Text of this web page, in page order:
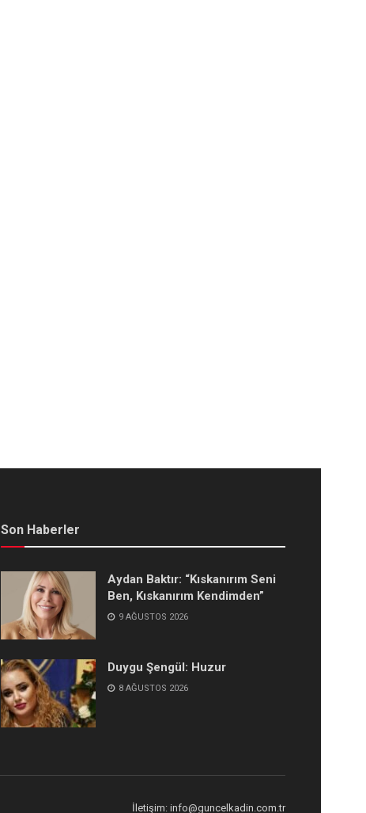
Son Haberler
Aydan Baktır: “Kıskanırım Seni
Ben, Kıskanırım Kendimden”
9 AĞUSTOS 2026
Duygu Şengül: Huzur
8 AĞUSTOS 2026
İletişim: info@guncelkadin.com.tr